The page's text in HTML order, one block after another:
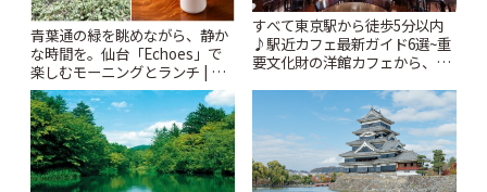
青葉通の緑を眺めながら、静か
な時間を。仙台「Echoes」で
楽しむモーニングとランチ | こ
とりっぷ
すべて東京駅から徒歩5分以内
♪駅近カフェ最新ガイド6選~重
要文化財の洋館カフェから、改